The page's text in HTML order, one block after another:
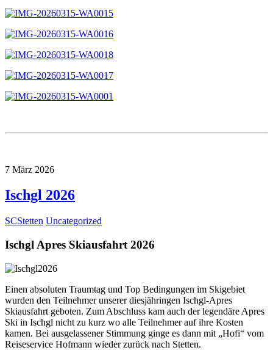
7 März 2026
Ischgl 2026
SCStetten Uncategorized
Ischgl Apres Skiausfahrt 2026
Einen absoluten Traumtag und Top Bedingungen im Skigebiet
wurden den Teilnehmer unserer diesjähringen Ischgl-Apres
Skiausfahrt geboten. Zum Abschluss kam auch der legendäre Apres
Ski in Ischgl nicht zu kurz wo alle Teilnehmer auf ihre Kosten
kamen. Bei ausgelassener Stimmung ginge es dann mit „Hofi“ vom
Reiseservice Hofmann wieder zurück nach Stetten.